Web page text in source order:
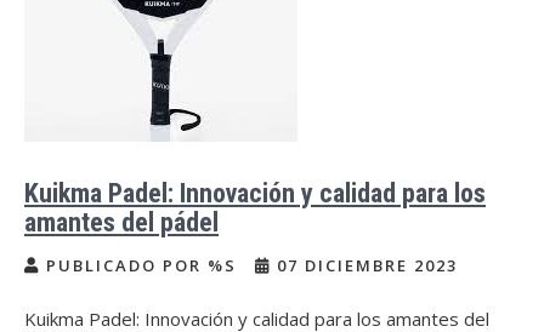
Kuikma Padel: Innovación y calidad para los
amantes del pádel
PUBLICADO POR %S 07 DICIEMBRE 2023
Kuikma Padel: Innovación y calidad para los amantes del